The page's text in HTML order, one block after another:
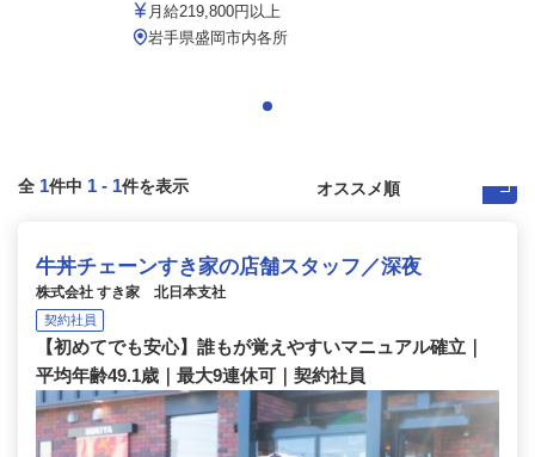
月給219,800円以上
岩手県盛岡市内各所
全 1件中 1 - 1件を表示
牛丼チェーンすき家の店舗スタッフ／深夜
株式会社 すき家 北日本支社
契約社員
【初めてでも安心】誰もが覚えやすいマニュアル確立｜
平均年齢49.1歳｜最大9連休可｜契約社員